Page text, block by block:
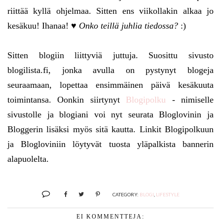
riittää kyllä ohjelmaa. Sitten ens viikollakin alkaa jo
kesäkuu! Ihanaa! ♥ Onko teillä juhlia tiedossa? :)
Sitten blogiin liittyviä juttuja. Suosittu sivusto
blogilista.fi, jonka avulla on pystynyt blogeja
seuraamaan, lopettaa ensimmäinen päivä kesäkuuta
toimintansa. Oonkin siirtynyt Blogipolku - nimiselle
sivustolle ja blogiani voi nyt seurata Bloglovinin ja
Bloggerin lisäksi myös sitä kautta. Linkit Blogipolkuun
ja Blogloviniin löytyvät tuosta yläpalkista bannerin
alapuolelta.
CATEGORY: BLOGI LIFESTYLE
EI KOMMENTTEJA: